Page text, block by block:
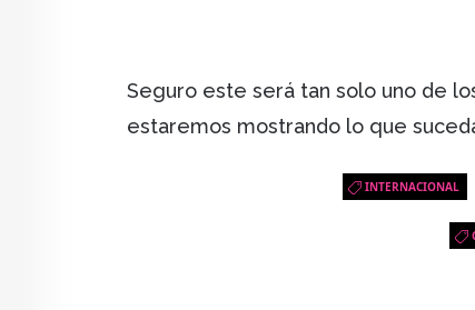
Seguro este será tan solo uno de
estaremos mostrando lo que
INTERNACIONAL